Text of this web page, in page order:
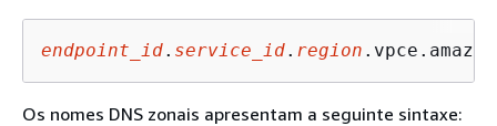
endpoint_id. service_id. region
Os nomes DNS zonais apresentam a seguinte sintaxe: